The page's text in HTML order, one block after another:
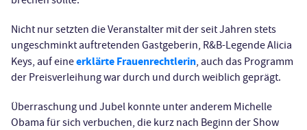
Nicht nur setzten die Veranstalter mit der seit Jahren stets
ungeschminkt auftretenden Gastgeberin, R&B-Legende Alicia
Keys, auf eineerklärte Frauenrechtlerin, auch das Programm
der Preisverleihung war durch und durch weiblich geprägt.
Überraschung und Jubel konnte unter anderem Michelle
Obama für sich verbuchen, die kurz nach Beginn der Show